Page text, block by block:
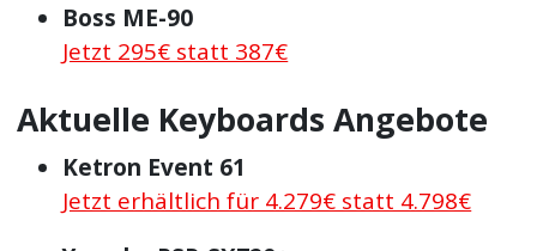
Boss ME-90
Jetzt 295€ statt 387€
Aktuelle Keyboards Angebote
Ketron Event 61
Jetzt erhältlich für 4.279€ statt 4.798€